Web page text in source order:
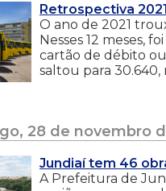
Retrospectiva
O ano de 2021
Nesses 12 meses,
cartão de débito
saltou para
28 de novembro
Jundiaí tem 46
A Prefeitura de